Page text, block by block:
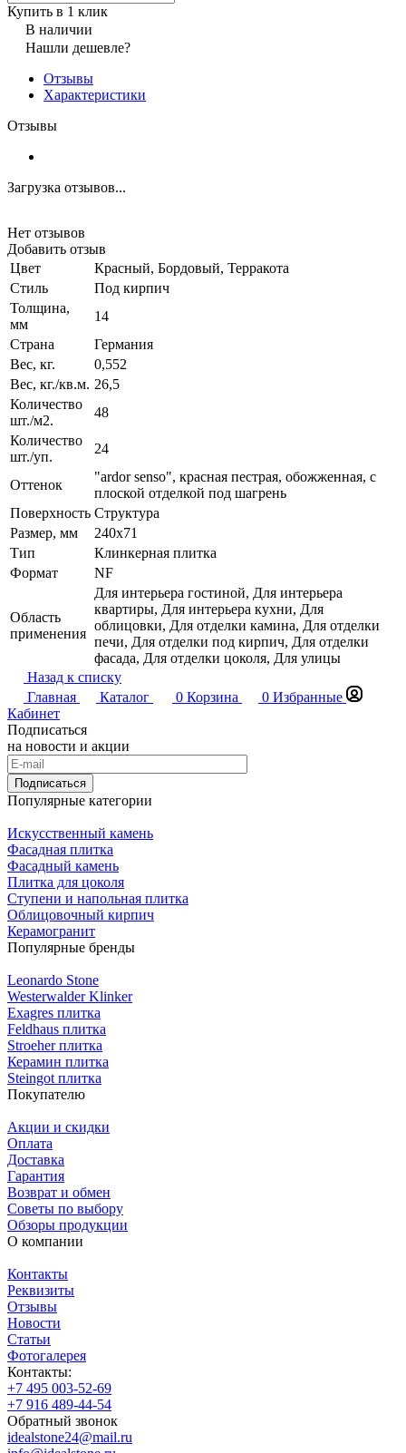
Купить в 1 клик
В наличии
Нашли дешевле?
Отзывы
Характеристики
Отзывы
Загрузка отзывов...
Нет отзывов
Добавить отзыв
Цвет
Красный, Бордовый, Терракота
Стиль
Под кирпич
Толщина,
мм
14
Страна
Германия
Вес, кг.
0,552
Вес, кг./кв.м. 26,5
Количество
шт./м2.
48
Количество
шт./уп.
24
Оттенок
"ardor senso", красная пестрая, обожженная, с
плоской отделкой под шагрень
Поверхность Структура
Размер, мм
240x71
Тип
Клинкерная плитка
Формат
NF
Область
применения
Для интерьера гостиной, Для интерьера
квартиры, Для интерьера кухни, Для
облицовки, Для отделки камина, Для отделки
печи, Для отделки под кирпич, Для отделки
фасада, Для отделки цоколя, Для улицы
Назад к списку
Главная
Каталог 0 Корзина 0 Избранные
Кабинет
Подписаться
на новости и акции
Подписаться
Популярные категории
Искусственный камень
Фасадная плитка
Фасадный камень
Плитка для цоколя
Ступени и напольная плитка
Облицовочный кирпич
Керамогранит
Популярные бренды
Leonardo Stone
Westerwalder Klinker
Exagres плитка
Feldhaus плитка
Stroeher плитка
Керамин плитка
Steingot плитка
Покупателю
Акции и скидки
Оплата
Доставка
Гарантия
Возврат и обмен
Советы по выбору
Обзоры продукции
О компании
Контакты
Реквизиты
Отзывы
Новости
Статьи
Фотогалерея
Контакты:
+7 495 003-52-69
+7 916 489-44-54
Обратный звонок
idealstone24@mail.ru